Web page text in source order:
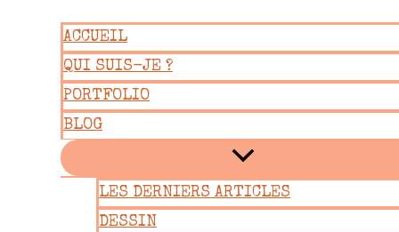
contenu
ACCUEIL
QUI SUIS-JE ?
PORTFOLIO
BLOG
LES DERNIERS ARTICLES
DESSIN